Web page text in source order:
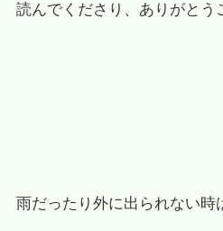
読んでくださり、ありがとう
雨だったり外に出られない時